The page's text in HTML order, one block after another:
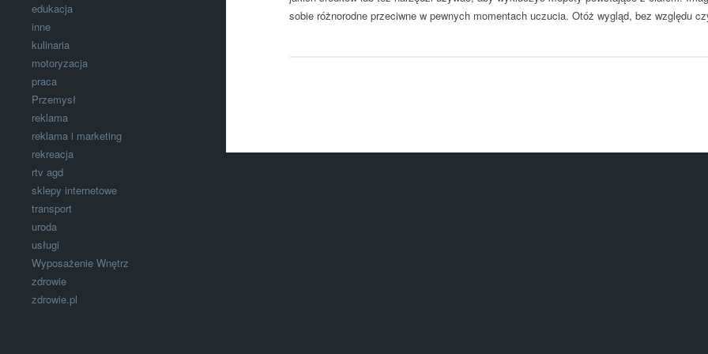
edukacja
inne
kulinaria
motoryzacja
praca
Przemysł
reklama
reklama i marketing
rekreacja
rtv agd
sklepy internetowe
transport
uroda
usługi
Wyposażenie Wnętrz
zdrowie
zdrowie.pl
sobie różnorodne przeciwne w pewnych momentach uczucia. Otóż wygląd, bez względu